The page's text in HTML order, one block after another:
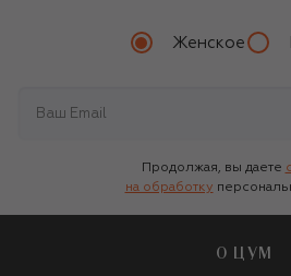
Женское
Продолжая, вы даете
на обработку
О ЦУМ